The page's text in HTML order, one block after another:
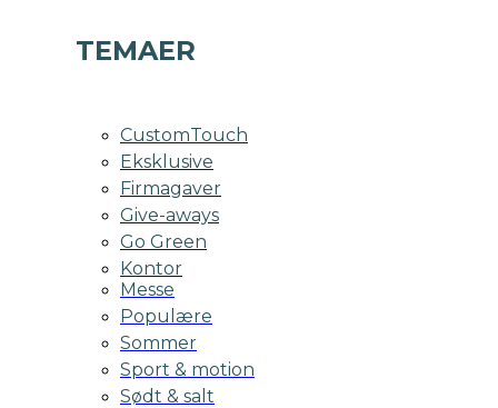
TEMAER
CustomTouch
Eksklusive
Firmagaver
Give-aways
Go Green
Kontor
Messe
Populære
Sommer
Sport & motion
Sødt & salt